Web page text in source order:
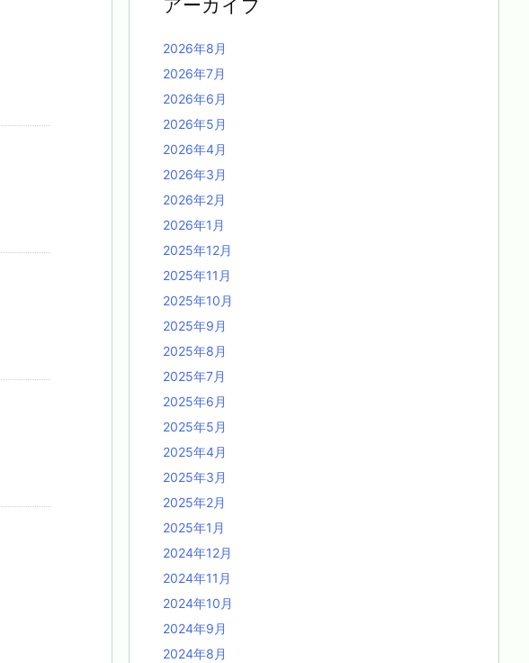
アーカイブ
2026年8月
2026年7月
2026年6月
2026年5月
2026年4月
2026年3月
2026年2月
2026年1月
2025年12月
2025年11月
2025年10月
2025年9月
2025年8月
2025年7月
2025年6月
2025年5月
2025年4月
2025年3月
2025年2月
2025年1月
2024年12月
2024年11月
2024年10月
2024年9月
2024年8月